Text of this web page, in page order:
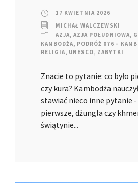
17 KWIETNIA 2026
MICHAŁ WALCZEWSKI
AZJA, AZJA POŁUDNIOWA,
KAMBODŻA, PODRÓŻ 076 –
RELIGIA, UNESCO, ZABYTKI
Znacie to pytanie: co było
czy kura? Kambodża
stawiać nieco inne pytanie -
pierwsze, dżungla czy
świątynie...